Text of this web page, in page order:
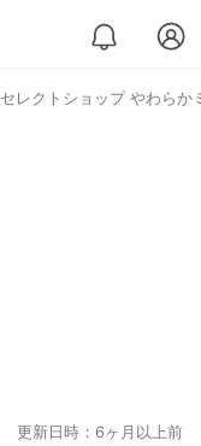
セレクトショップ やわらか
更新日時：6ヶ月以上前